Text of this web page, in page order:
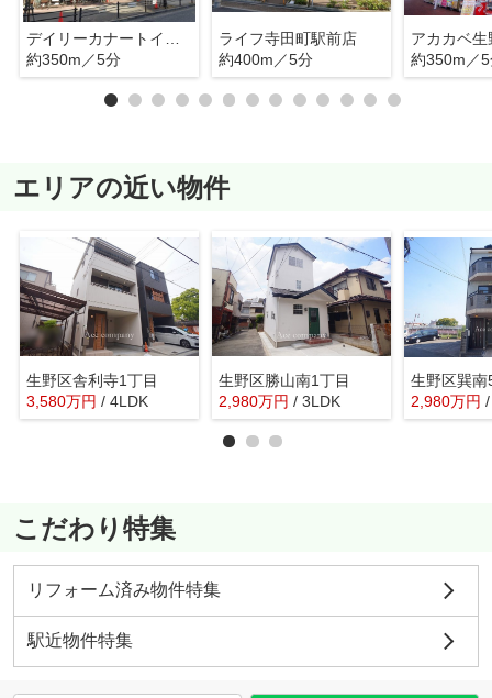
デイリーカナートイズミヤ国分町店
約350m／5分
ライフ寺田町駅前店
約400m／5分
アカカベ生
約350m／
エリアの近い物件
生野区舎利寺1丁目
3,580万円 / 4LDK
生野区勝山南1丁目
2,980万円 / 3LDK
生野区巽南
2,980万円
こだわり特集
リフォーム済み物件特集
駅近物件特集